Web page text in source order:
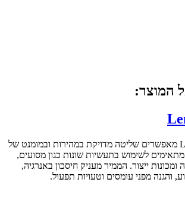
המוצר:
ממירי התדר של Lenze מאפשרים שליטה מדויקת במהירות ובמומנט של
לשימוש בתעשיות שונות כגון מסועים,
ייצור. הממיר מעניק חיסכון באנרגיה,
והגנה מפני עומסים וטעויות תפעול.